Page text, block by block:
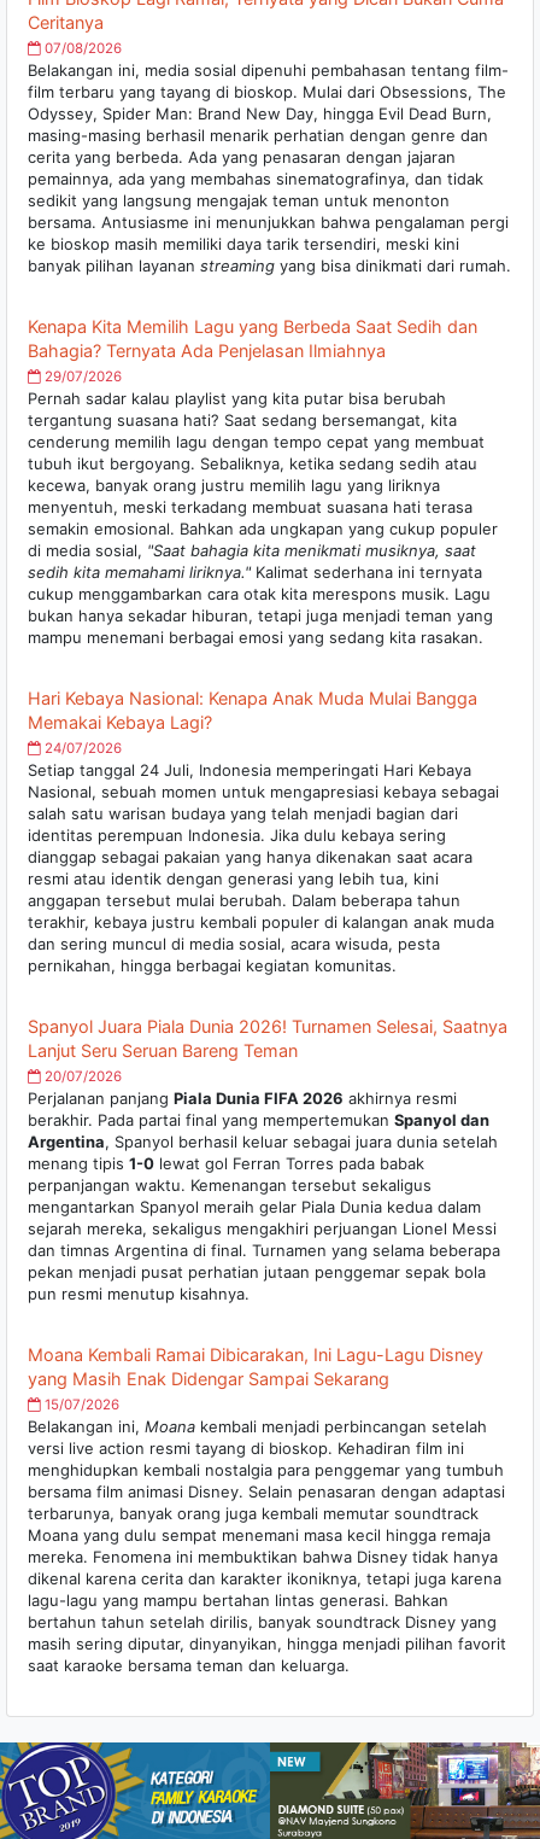
Ceritanya
07/08/2026
Belakangan ini, media sosial dipenuhi pembahasan tentang film-
film terbaru yang tayang di bioskop. Mulai dari Obsessions, The
Odyssey, Spider Man: Brand New Day, hingga Evil Dead Burn,
masing-masing berhasil menarik perhatian dengan genre dan
cerita yang berbeda. Ada yang penasaran dengan jajaran
pemainnya, ada yang membahas sinematografinya, dan tidak
sedikit yang langsung mengajak teman untuk menonton
bersama. Antusiasme ini menunjukkan bahwa pengalaman pergi
ke bioskop masih memiliki daya tarik tersendiri, meski kini
banyak pilihan layanan streaming yang bisa dinikmati dari rumah.
Kenapa Kita Memilih Lagu yang Berbeda Saat Sedih dan
Bahagia? Ternyata Ada Penjelasan Ilmiahnya
29/07/2026
Pernah sadar kalau playlist yang kita putar bisa berubah
tergantung suasana hati? Saat sedang bersemangat, kita
cenderung memilih lagu dengan tempo cepat yang membuat
tubuh ikut bergoyang. Sebaliknya, ketika sedang sedih atau
kecewa, banyak orang justru memilih lagu yang liriknya
menyentuh, meski terkadang membuat suasana hati terasa
semakin emosional. Bahkan ada ungkapan yang cukup populer
di media sosial, "Saat bahagia kita menikmati musiknya, saat
sedih kita memahami liriknya." Kalimat sederhana ini ternyata
cukup menggambarkan cara otak kita merespons musik. Lagu
bukan hanya sekadar hiburan, tetapi juga menjadi teman yang
mampu menemani berbagai emosi yang sedang kita rasakan.
Hari Kebaya Nasional: Kenapa Anak Muda Mulai Bangga
Memakai Kebaya Lagi?
24/07/2026
Setiap tanggal 24 Juli, Indonesia memperingati Hari Kebaya
Nasional, sebuah momen untuk mengapresiasi kebaya sebagai
salah satu warisan budaya yang telah menjadi bagian dari
identitas perempuan Indonesia. Jika dulu kebaya sering
dianggap sebagai pakaian yang hanya dikenakan saat acara
resmi atau identik dengan generasi yang lebih tua, kini
anggapan tersebut mulai berubah. Dalam beberapa tahun
terakhir, kebaya justru kembali populer di kalangan anak muda
dan sering muncul di media sosial, acara wisuda, pesta
pernikahan, hingga berbagai kegiatan komunitas.
Spanyol Juara Piala Dunia 2026! Turnamen Selesai, Saatnya
Lanjut Seru Seruan Bareng Teman
20/07/2026
Perjalanan panjang Piala Dunia FIFA 2026 akhirnya resmi
berakhir. Pada partai final yang mempertemukan Spanyol dan
Argentina, Spanyol berhasil keluar sebagai juara dunia setelah
menang tipis 1-0 lewat gol Ferran Torres pada babak
perpanjangan waktu. Kemenangan tersebut sekaligus
mengantarkan Spanyol meraih gelar Piala Dunia kedua dalam
sejarah mereka, sekaligus mengakhiri perjuangan Lionel Messi
dan timnas Argentina di final. Turnamen yang selama beberapa
pekan menjadi pusat perhatian jutaan penggemar sepak bola
pun resmi menutup kisahnya.
Moana Kembali Ramai Dibicarakan, Ini Lagu-Lagu Disney
yang Masih Enak Didengar Sampai Sekarang
15/07/2026
Belakangan ini, Moana kembali menjadi perbincangan setelah
versi live action resmi tayang di bioskop. Kehadiran film ini
menghidupkan kembali nostalgia para penggemar yang tumbuh
bersama film animasi Disney. Selain penasaran dengan adaptasi
terbarunya, banyak orang juga kembali memutar soundtrack
Moana yang dulu sempat menemani masa kecil hingga remaja
mereka. Fenomena ini membuktikan bahwa Disney tidak hanya
dikenal karena cerita dan karakter ikoniknya, tetapi juga karena
lagu-lagu yang mampu bertahan lintas generasi. Bahkan
bertahun tahun setelah dirilis, banyak soundtrack Disney yang
masih sering diputar, dinyanyikan, hingga menjadi pilihan favorit
saat karaoke bersama teman dan keluarga.